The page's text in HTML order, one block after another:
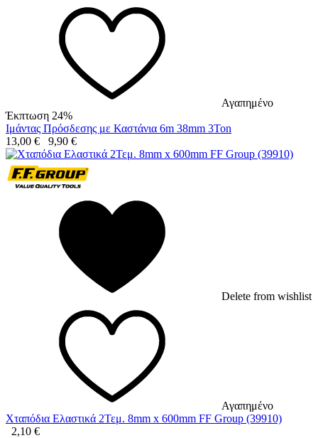
Αγαπημένο
Έκπτωση 24%
Ιμάντας Πρόσδεσης με Καστάνια 6m 38mm 3Ton
13,00 € 9,90 €
Delete from wishlist
Αγαπημένο
Χταπόδια Ελαστικά 2Τεμ. 8mm x 600mm FF Group (39910)
2,10 €